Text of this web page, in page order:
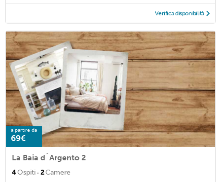
Verifica disponibilità
a partire da
69€
La Baia d´Argento 2
4Ospiti · 2Camere